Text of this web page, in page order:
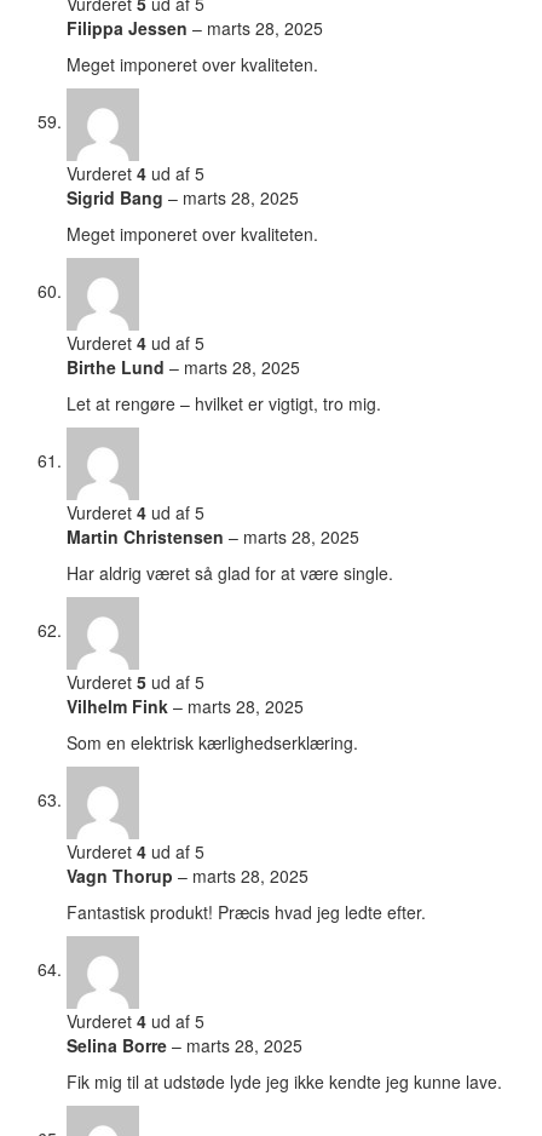
Filippa Jessen – marts 28, 2025
Meget imponeret over kvaliteten.
Vurderet 4 ud af 5
Sigrid Bang – marts 28, 2025
Meget imponeret over kvaliteten.
Vurderet 4 ud af 5
Birthe Lund – marts 28, 2025
Let at rengøre – hvilket er vigtigt, tro mig.
Vurderet 4 ud af 5
Martin Christensen – marts 28, 2025
Har aldrig været så glad for at være single.
Vurderet 5 ud af 5
Vilhelm Fink – marts 28, 2025
Som en elektrisk kærlighedserklæring.
Vurderet 4 ud af 5
Vagn Thorup – marts 28, 2025
Fantastisk produkt! Præcis hvad jeg ledte efter.
Vurderet 4 ud af 5
Selina Borre – marts 28, 2025
Fik mig til at udstøde lyde jeg ikke kendte jeg kunne lave.